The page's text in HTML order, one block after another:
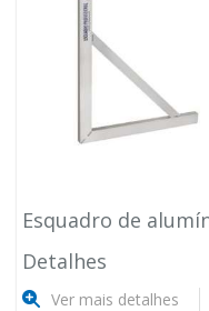
Esquadro de
Detalhes
Ver mais detalhes